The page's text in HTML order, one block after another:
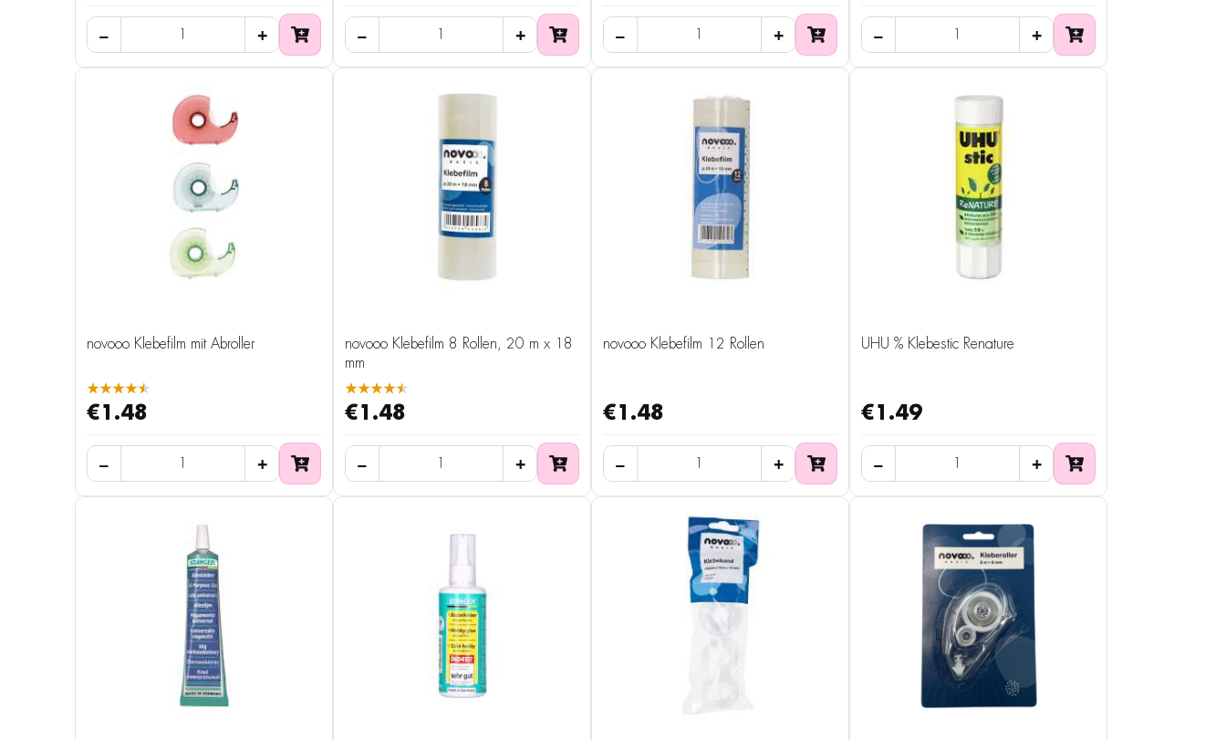
novooo Klebefilm mit Abroller
★★★★★
€1.48
novooo Klebefilm 8 Rollen, 20 m x 18
mm
★★★★★
€1.48
novooo Klebefilm 12 Rollen
€1.48
UHU % Klebestic Renature
€1.49